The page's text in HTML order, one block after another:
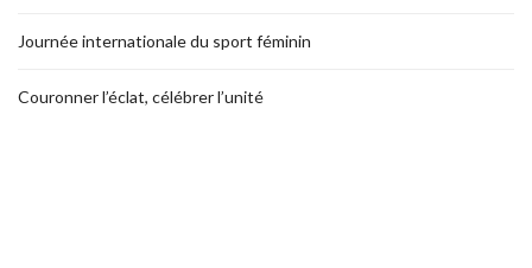
Journée internationale du sport féminin
Couronner l’éclat, célébrer l’unité